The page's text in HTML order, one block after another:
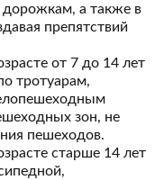
а также в
препятствий
от 7 до 14 лет
тротуарам,
зон, не
пешеходов.
старше 14 лет